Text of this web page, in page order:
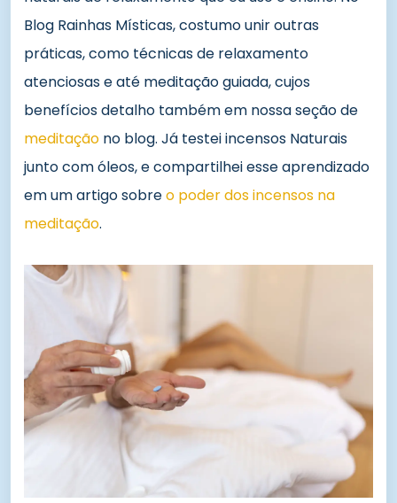
Blog Rainhas Místicas, costumo unir outras
práticas, como técnicas de relaxamento
atenciosas e até meditação guiada, cujos
benefícios detalho também em nossa seção de
meditação no blog. Já testei incensos Naturais
junto com óleos, e compartilhei esse aprendizado
em um artigo sobreo poder dos incensos na
meditação.